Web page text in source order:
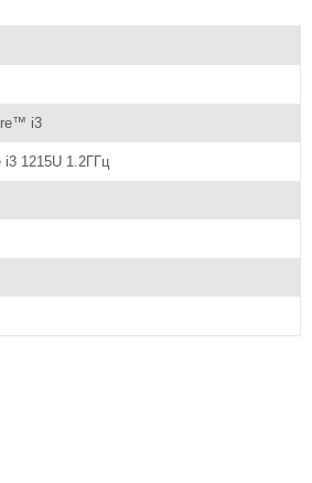
i3
i3 1215U 1.2ГГц